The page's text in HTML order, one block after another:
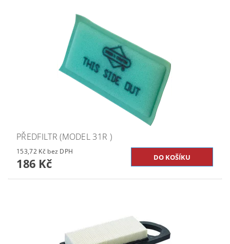
PŘEDFILTR (MODEL 31R )
153,72 Kč bez DPH
186 Kč